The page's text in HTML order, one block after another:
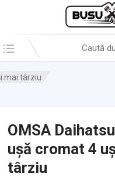
mai târziu
OMSA
ușă cromat 4
târziu